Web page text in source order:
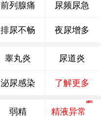
前列腺痛 尿频尿急
排尿不畅 夜尿增多
睾丸炎 尿道炎
泌尿感染 了解更多
弱精 精液异常